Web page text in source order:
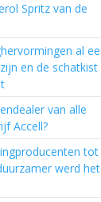
Spritz van de
al
en de schatkist
van alle
Accell?
tot
werd het